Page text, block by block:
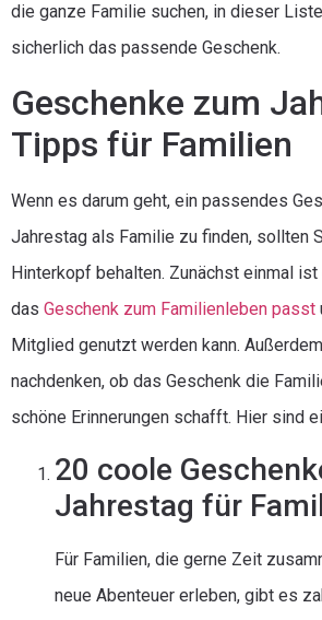
die ganze Familie suchen, in dieser
sicherlich das passende Geschenk.
Geschenke zum
Tipps für Familien
Wenn es darum geht, ein passendes
Jahrestag als Familie zu finden, sollten
Hinterkopf behalten. Zunächst einmal
das Geschenk zum Familienleben passt
Mitglied genutzt werden kann.
nachdenken, ob das Geschenk die
schöne Erinnerungen schafft. Hier sind
20 coole
Jahrestag für
Für Familien, die gerne Zeit
neue Abenteuer erleben, gibt es